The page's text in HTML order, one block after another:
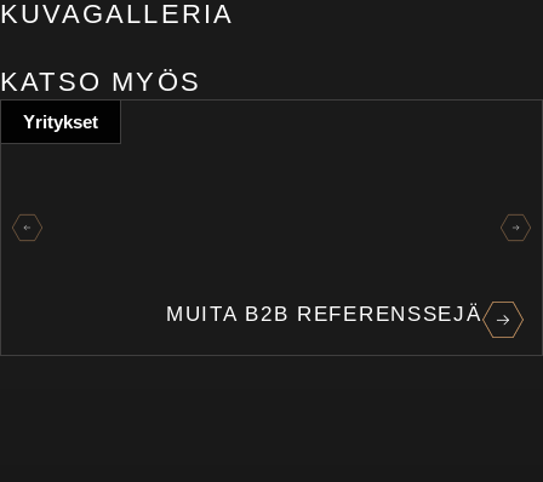
KUVAGALLERIA
KATSO MYÖS
Yritykset
MUITA B2B REFERENSSEJÄ